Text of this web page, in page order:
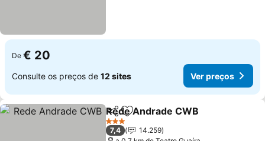
De € 20
Consulte os preços de 12 sites Ver preços
PartilharAdicionar aos favoritos
Rede Andrade CWB
3 Estrelas
7,4
14.259